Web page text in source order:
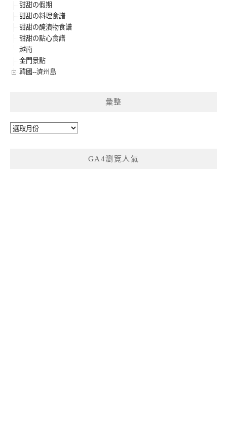
甜甜の假期
甜甜の料理食譜
甜甜の醃漬物食譜
甜甜の點心食譜
越南
金門景點
韓國--濟州島
彙整
彙
GA4瀏覽人氣